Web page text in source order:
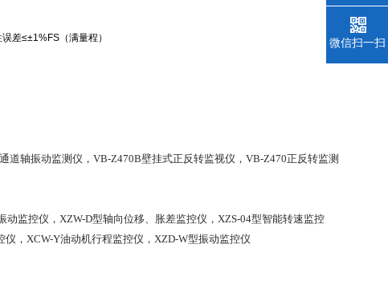
≤±1%FS（满量程）
轴振动监测仪，VB-Z470B壁挂式正反转监视仪，VB-Z470正反转监测
监控仪，XZW-D型轴向位移、胀差监控仪，XZS-04型智能转速监控
，XCW-Y油动机行程监控仪，XZD-W型振动监控仪
微信扫一扫